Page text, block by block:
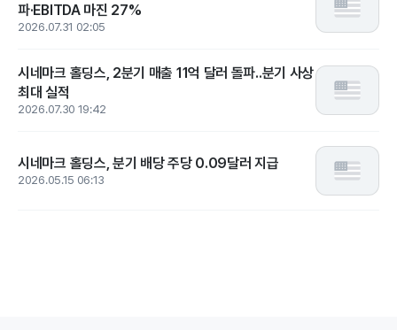
파·EBITDA 마진 27%
2026.07.31 02:05
시네마크 홀딩스, 2분기 매출 11억 달러 돌파..분기 사상
최대 실적
2026.07.30 19:42
시네마크 홀딩스, 분기 배당 주당 0.09달러 지급
2026.05.15 06:13